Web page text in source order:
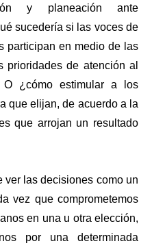
y planeación ante
sucedería si las voces de
participan en medio de las
prioridades de atención al
O ¿cómo estimular a los
que elijan, de acuerdo a la
que arrojan un resultado
ver las decisiones como un
vez que comprometemos
en una u otra elección,
por una determinada